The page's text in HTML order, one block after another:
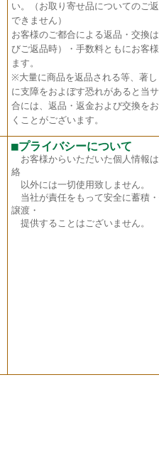
い。（お取り寄せ品についてのご
できません）
お客様のご都合による返品・交換
びご返品時）・手数料ともにお客
ます。
※大量に商品を返品される等、著
に支障をおよぼす恐れがあると当
合には、返品・返金および交換を
くことがございます。
■プライバシーについて
お客様からいただいた個人情報
絡
以外には一切使用致しません。
当社が責任をもって安全に蓄積
譲渡・
提供することはございません。